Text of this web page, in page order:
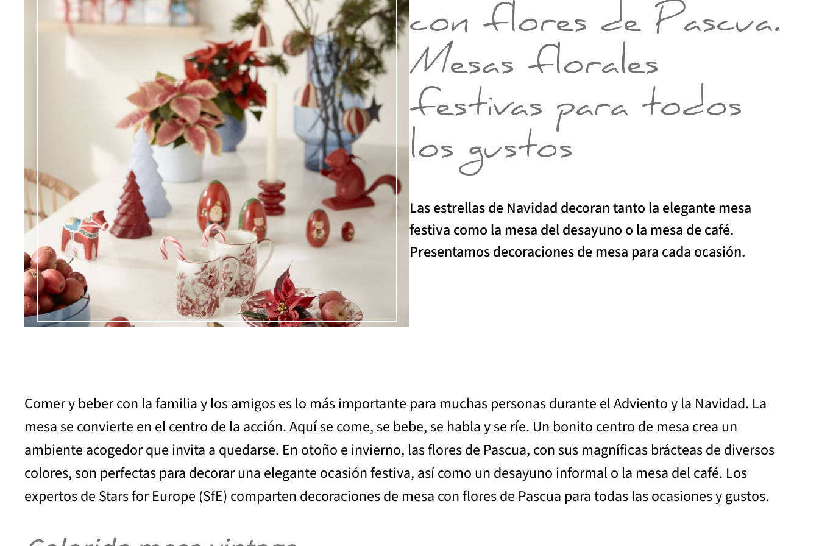
con flores de Pascua.
Mesas florales
festivas para todos
los gustos
Las estrellas de Navidad decoran tanto la elegante mesa
festiva como la mesa del desayuno o la mesa de café.
Presentamos decoraciones de mesa para cada ocasión.
Comer y beber con la familia y los amigos es lo más importante para muchas personas durante el Adviento y la Navidad. La
mesa se convierte en el centro de la acción. Aquí se come, se bebe, se habla y se ríe. Un bonito centro de mesa crea un
ambiente acogedor que invita a quedarse. En otoño e invierno, las flores de Pascua, con sus magníficas brácteas de diversos
colores, son perfectas para decorar una elegante ocasión festiva, así como un desayuno informal o la mesa del café. Los
expertos de Stars for Europe (SfE) comparten decoraciones de mesa con flores de Pascua para todas las ocasiones y gustos.